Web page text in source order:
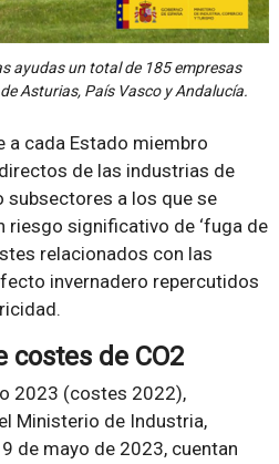
ayudas un total de 185 empresas
Asturias, País Vasco y Andalucía.
a cada Estado miembro
de las industrias de
a los que se
riesgo significativo de ‘fuga de
relacionados con las
invernadero repercutidos
costes de CO2
2023 (costes 2022),
Ministerio de Industria,
de mayo de 2023, cuentan